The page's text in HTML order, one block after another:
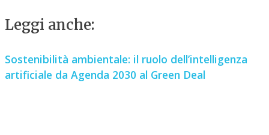
Leggi anche:
Sostenibilità ambientale: il ruolo dell’intelligenza
artificiale da Agenda 2030 al Green Deal